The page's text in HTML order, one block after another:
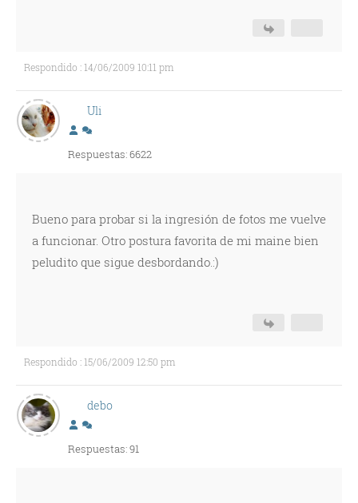
Respondido : 14/06/2009 10:11 pm
Uli
Respuestas: 6622
Bueno para probar si la ingresión de fotos me vuelve
a funcionar. Otro postura favorita de mi maine bien
peludito que sigue desbordando.:)
Respondido : 15/06/2009 12:50 pm
debo
Respuestas: 91